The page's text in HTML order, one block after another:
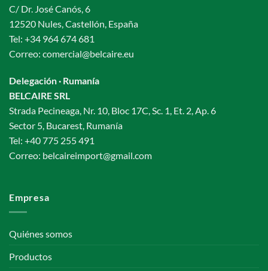
C/ Dr. José Canós, 6
12520 Nules, Castellón, España
Tel: +34 964 674 681
Correo: comercial@belcaire.eu
Delegación · Rumanía
BELCAIRE SRL
Strada Pecineaga, Nr. 10, Bloc 17C, Sc. 1, Et. 2, Ap. 6
Sector 5, Bucarest, Rumanía
Tel: +40 775 255 491
Correo: belcaireimport@gmail.com
Empresa
Quiénes somos
Productos